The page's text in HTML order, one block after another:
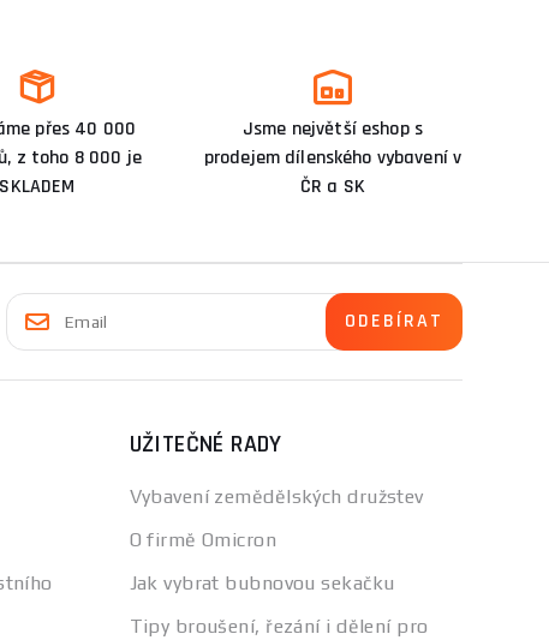
přes 40 000
z toho 8 000 je
SKLADEM
Jsme největší eshop s
prodejem dílenského vybavení v
ČR a SK
UŽITEČNÉ RADY
Vybavení zemědělských družstev
O firmě Omicron
Jak vybrat bubnovou sekačku
Tipy broušení, řezání i dělení pro